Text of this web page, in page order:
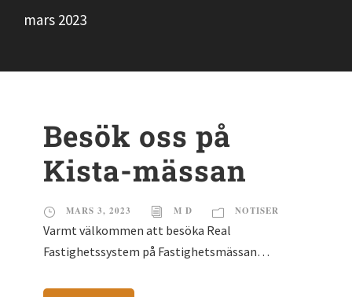
mars 2023
Besök oss på
Kista-mässan
MARS 3, 2023 M D NOTISER
Varmt välkommen att besöka Real
Fastighetssystem på Fastighetsmässan…